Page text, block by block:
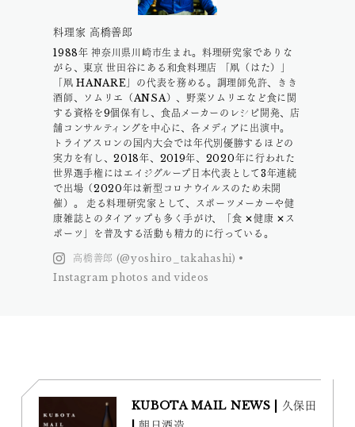
料理家 高橋善郎
1988年 神奈川県川崎市生まれ。料理研究家でありな
がら、東京 世田谷にある和食料理店 「凧（はた）」
「凧 HANARE」の代表を務める。調理師免許、きき
酒師、ソムリエ（ANSA）、野菜ソムリエなど食に関
する資格を9個保有し、食品メーカーのレシピ開発、店
舗コンサルティングを中心に、各メディアに出演中。
トライアスロンの国内大会では年代別優勝するほどの
実力を有し、2018年、2019年、2020年に行われた
世界選手権にはエイジグループ日本代表として3年連続
で出場（2020年は新型コロナウイルスのため未開
催）。 走る料理研究家として、スポーツメーカーや健
康雑誌とのタイアップも多く手がけ、「食 ✕健康 ✕ス
ポーツ」を普及する活動も精力的に行っている。
高橋善郎 (@yoshiro_takahashi) •
Instagram photos and videos
KUBOTA MAIL NEWS | 久保田